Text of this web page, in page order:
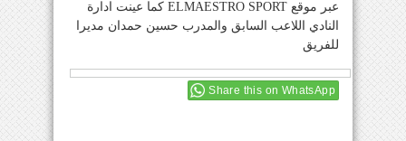
عبر موقع ELMAESTRO SPORT كما عينت ادارة
النادي اللاعب السابق والمدرب حسين حمدان مديرا
للفريق
Share this on WhatsApp